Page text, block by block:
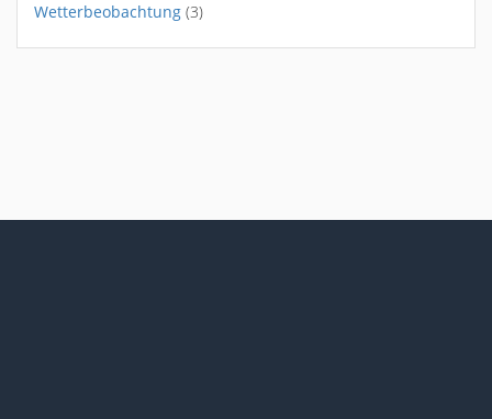
Wetterbeobachtung (3)